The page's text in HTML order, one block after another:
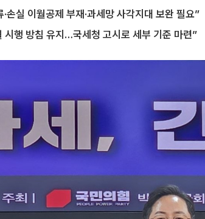
손실 이월공제 부재·과세망 사각지대 보완 필요”
시행 방침 유지…국세청 고시로 세부 기준 마련”